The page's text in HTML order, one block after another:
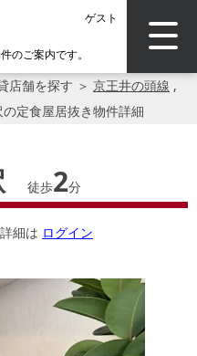
ゲスト
のご案内です。
店舗を探す ＞ 京王井の頭線 ,
定食屋居抜き物件詳細
徒歩2分
細は ログイン